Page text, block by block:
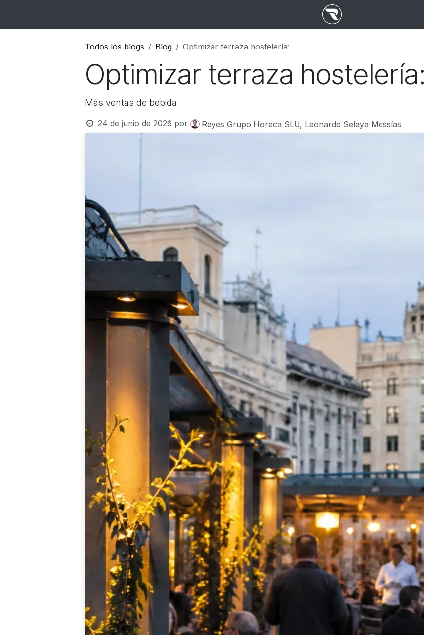
Todos los blogs Blog Optimizar terraza hostelería:
Optimizar terraza hostelería:
Más ventas de bebida
24 de junio de 2026 por Reyes Grupo Horeca SLU, Leonardo Selaya Messías